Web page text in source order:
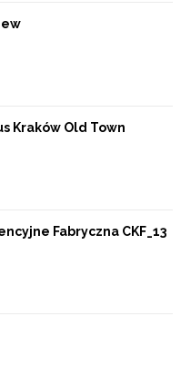
Kraków Old Town
Fabryczna CKF_13